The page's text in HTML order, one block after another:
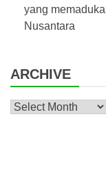
yang
Nusantara
ARCHIVE
Archive